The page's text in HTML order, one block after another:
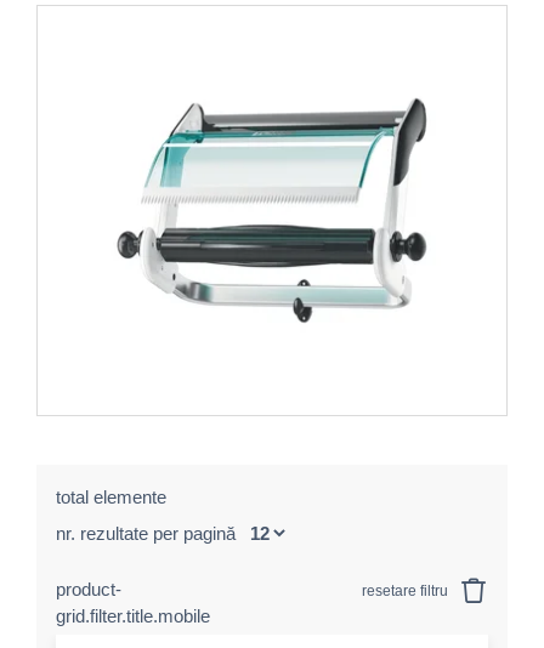
total elemente
nr. rezultate per pagină
product-
grid.filter.title.mobile
resetare filtru